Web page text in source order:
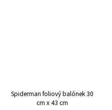
Spiderman foliový balónek 30
cm x 43 cm